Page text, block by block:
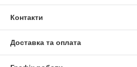
Контакти
Доставка та оплата